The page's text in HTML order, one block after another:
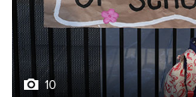
10
Фотохроника 7 августа